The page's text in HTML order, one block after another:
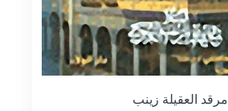
مرقد العقيلة زينب